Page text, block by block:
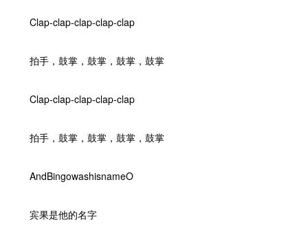
Clap-clap-clap-clap-clap
拍手，鼓掌，鼓掌，鼓掌，鼓掌
Clap-clap-clap-clap-clap
拍手，鼓掌，鼓掌，鼓掌，鼓掌
AndBingowashisnameO
宾果是他的名字